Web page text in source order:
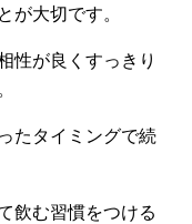
が大切です。
性が良くすっきり
たタイミングで続
飲む習慣をつける